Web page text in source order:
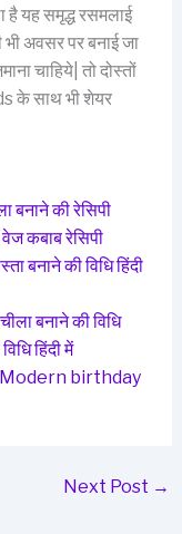
है यह समृद्ध रसमलाई
अवसर पर बनाई जा
चाहिये| तो दोस्तों
के साथ भी शेयर
की रेसिपी
कबाब रेसिपी
बनाने की विधि हिंदी
बनाने की विधि
हिंदी में
Modern birthday
Next Post →